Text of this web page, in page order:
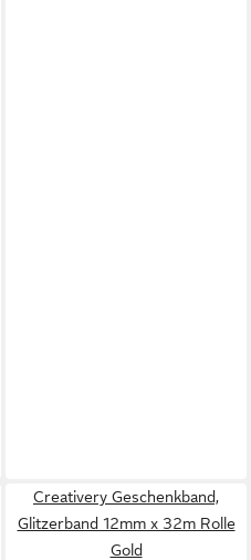
Creativery Geschenkband,
Glitzerband 12mm x 32m Rolle
Gold